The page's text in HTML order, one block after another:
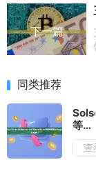
下一篇
同类推荐
等浏
览器
查